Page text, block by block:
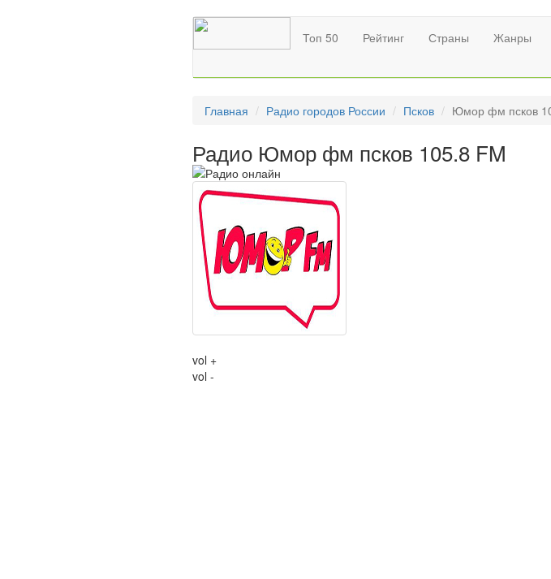
Топ 50 Рейтинг Страны Жанры
Главная Радио городов России Псков Юмор фм псков
Радио Юмор фм псков 105.8 FM
vol +
vol -